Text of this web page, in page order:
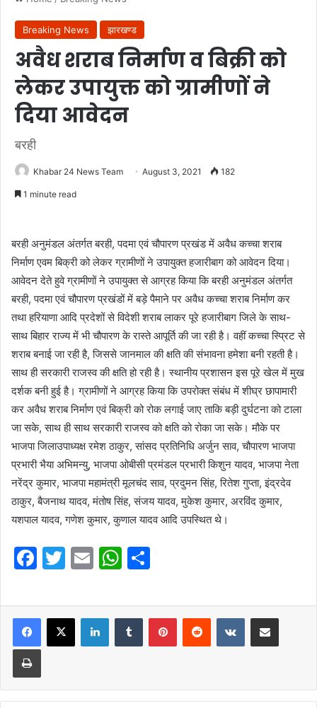
Breaking News झारखण्ड
अवैध शराब निर्माण व बिक्री को
लेकर उपायुक्त को ग्रामीणों ने
दिया आवेदन
बरही
Khabar 24 News Team August 3, 2021 182
1 minute read
बरही अनुमंडल अंतर्गत बरही, पदमा एवं चौपारण प्रखंड में अवैध कच्चा शराब
निर्माण एवम बिक्री को लेकर ग्रामीणों ने उपायुक्त हजारीबाग को आवेदन दिया।
आवेदन देते हुवे ग्रामीणों ने उपायुक्त से आग्रह किया कि बरही अनुमंडल अंतर्गत
बरही, पदमा एवं चौपारण प्रखंडों में बड़े पैमाने पर अवैध कच्चा शराब निर्माण कर
तथा हरियाणा आदि प्रदेशों से विदेशी शराब लाकर पूरे हजारीबाग जिले के साथ-
साथ बिहार राज्य में भी चौपारण के रास्ते आपूर्ति की जा रही है। वहीं कच्चा स्प्रिट से
शराब बनाई जा रही है, जिससे जानमाल की क्षति की संभावना हमेशा बनी रहती है।
साथ ही सरकारी राजस्व की क्षति हो रही है। स्थानीय प्रशासन इस पूरे खेल में मुख
दर्शक बनी हुई है। ग्रामीणों ने आग्रह किया कि उपरोक्त संबंध में शीघ्र छापामारी
कर अवैध शराब निर्माण एवं बिक्री को रोक लगाई जाए ताकि बड़ी दुर्घटना को टाला
जा सके, साथ ही साथ सरकारी राजस्व को क्षति को रोका जा सके। मौके पर
भाजपा जिलाउपाध्यक्ष रमेश ठाकुर, सांसद प्रतिनिधि अर्जुन साव, चौपारण भाजपा
प्रभारी भैया अभिमन्यु, भाजपा ओबीसी प्रमंडल प्रभारी किशुन यादव, भाजपा नेता
नरेंद्र कुमार, भाजपा महामंत्री मूलचंद साव, प्रदुमन सिंह, रितेश गुप्ता, इंद्रदेव
ठाकुर, बैजनाथ यादव, मंतोष सिंह, संजय यादव, मुकेश कुमार, अरविंद कुमार,
यशपाल यादव, गणेश कुमार, कुणाल यादव आदि उपस्थित थे।
F
c
e
b
o
o
T
itt
er
E
ai
l
W
at
s
A
p
ar
e
LinkedInTumblr PinterestReddit VKontakteShare via Email
Print